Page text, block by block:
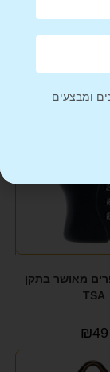
מאושר בתקן
TSA
₪49
ומבצעים